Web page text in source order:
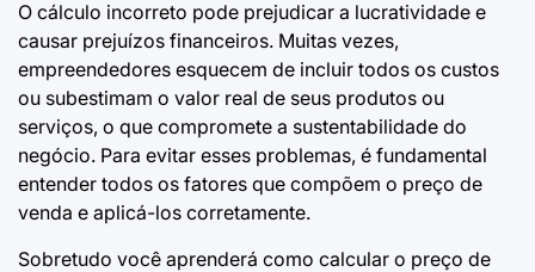
O cálculo incorreto pode prejudicar a lucratividade e
causar prejuízos financeiros. Muitas vezes,
empreendedores esquecem de incluir todos os custos
ou subestimam o valor real de seus produtos ou
serviços, o que compromete a sustentabilidade do
negócio. Para evitar esses problemas, é fundamental
entender todos os fatores que compõem o preço de
venda e aplicá-los corretamente.
Sobretudo você aprenderá como calcular o preço de